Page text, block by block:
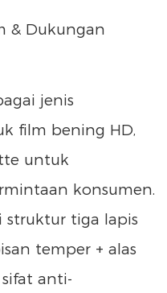
& Dukungan
jenis
film bening HD,
untuk
konsumen.
struktur tiga lapis
temper + alas
anti-